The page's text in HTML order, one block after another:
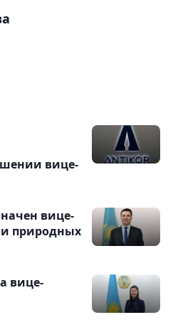
вице-
вице-
природных
вице-